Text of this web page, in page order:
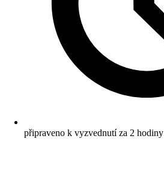
připraveno k vyzvednutí za 2 hodiny